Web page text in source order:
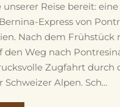
Reise bereit:
Express von
Nach dem Frühstück
den Weg nach
Zugfahrt durch
Alpen. Sch...